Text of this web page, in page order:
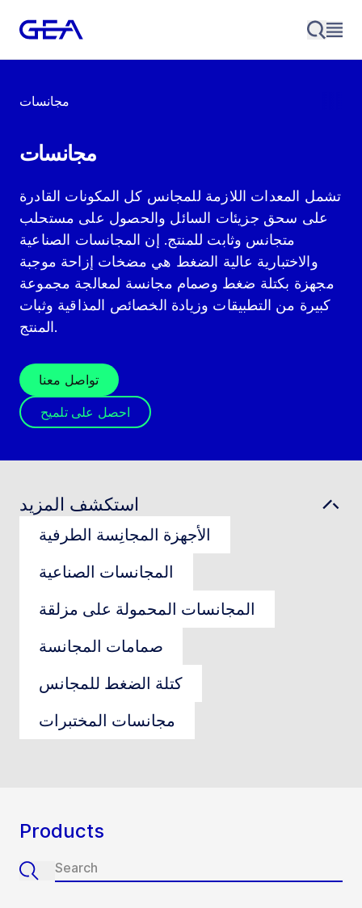
مجانسات
مجانسات
تشمل المعدات اللازمة للمجانس كل المكونات القادرة
على سحق جزيئات السائل والحصول على مستحلب
متجانس وثابت للمنتج. إن المجانسات الصناعية
والاختبارية عالية الضغط هي مضخات إزاحة موجبة
مجهزة بكتلة ضغط وصمام مجانسة لمعالجة مجموعة
كبيرة من التطبيقات وزيادة الخصائص المذاقية وثبات
المنتج.
تواصل معنا
احصل على تلميح
استكشف المزيد
الأجهزة المجانِسة الطرفية
المجانسات الصناعية
المجانسات المحمولة على مزلقة
صمامات المجانسة
كتلة الضغط للمجانس
مجانسات المختبرات
Products